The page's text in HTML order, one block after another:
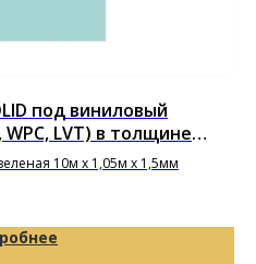
под виниловый
LVT) в толщине
10м х 1,05м х 1,5мм